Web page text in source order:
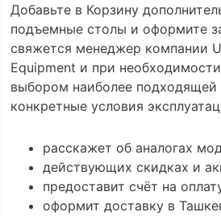
Добавьте в Корзину
подъемные столы и оформите
свяжется менеджер компании
Equipment и при
выбором наиболее
конкретные условия
расскажет об аналогах
действующих скидках и
предоставит счёт на
оформит доставку в